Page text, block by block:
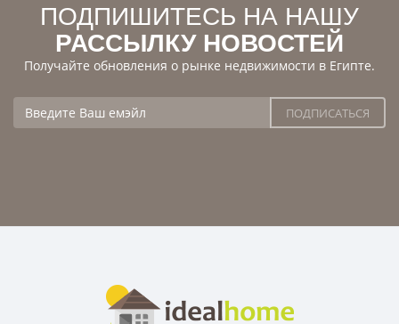
ПОДПИШИТЕСЬ НА НАШУ
РАССЫЛКУ НОВОСТЕЙ
Получайте обновления о рынке недвижимости в Египте.